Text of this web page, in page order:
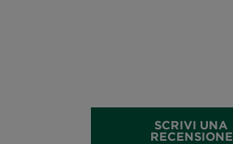
SCRIVI UNA
RECENSIONE